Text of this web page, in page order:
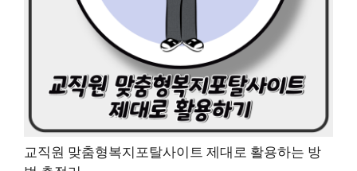
교직원 맞춤형복지포탈사이트 제대로 활용하는 방